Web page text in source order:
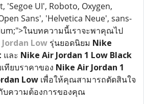
'Segoe UI', Roboto, Oxygen,
Sans', 'Helvetica Neue', sans-
ในบทความนี้เราจะพาคุณไป
Low รุ่นยอดนิยม Nike
และ Nike Air Jordan 1 Low Black
ทียบราคาของ Nike Air Jordan 1
Low เพื่อให้คุณสามารถตัดสินใจ
บความต้องการของคุณ